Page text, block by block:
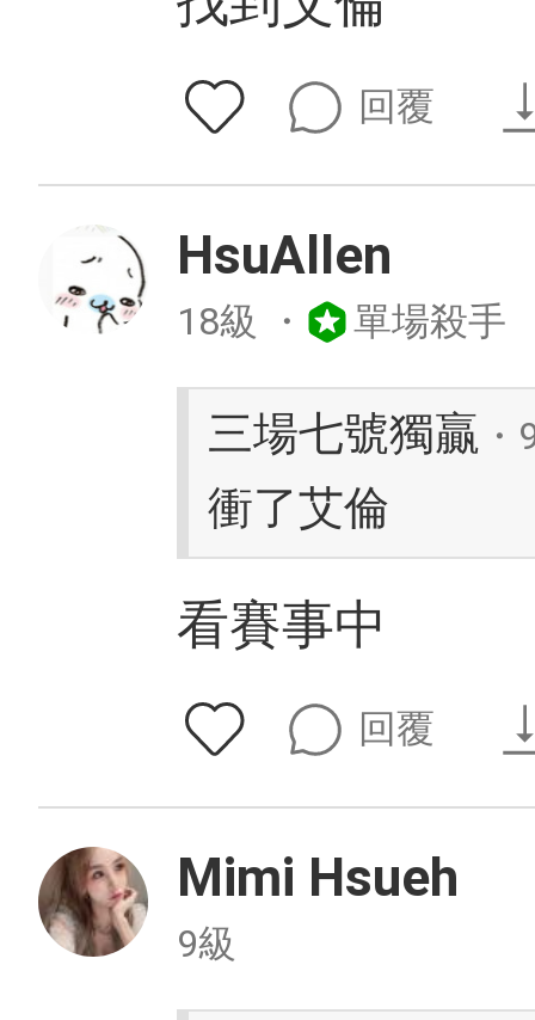
回覆
HsuAllen
18級 ・ 單場殺手
三場七號獨贏
衝了艾倫
看賽事中
回覆
Mimi Hsueh
9級